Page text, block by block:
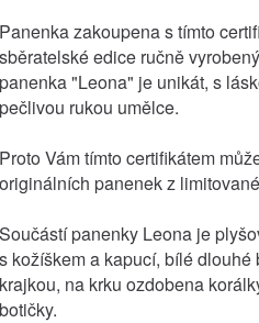
Panenka zakoupena s tímto
sběratelské edice ručně
panenka "Leona" je unikát, s
pečlivou rukou umělce.
Proto Vám tímto certifikátem
originálních panenek z
Součástí panenky Leona je
s kožíškem a kapucí, bílé
krajkou, na krku ozdobena
botičky.